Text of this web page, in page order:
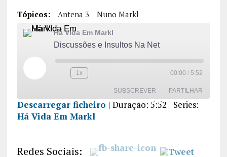
Tópicos: Antena 3 Nuno Markl
Há Vida Em Markl
Discussões e Insultos Na Net
1x 00:00 / 5:52
SUBSCREVER PARTILHAR
PARTILHA
Descarregar ficheiro | Duração: 5:52 | Series:
Há Vida Em Markl
Redes Sociais: